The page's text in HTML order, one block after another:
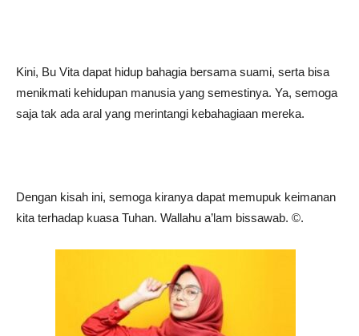
Kini, Bu Vita dapat hidup bahagia bersama suami, serta bisa
menikmati kehidupan manusia yang semestinya. Ya, semoga
saja tak ada aral yang merintangi kebahagiaan mereka.
Dengan kisah ini, semoga kiranya dapat memupuk keimanan
kita terhadap kuasa Tuhan. Wallahu a’lam bissawab. ©️.